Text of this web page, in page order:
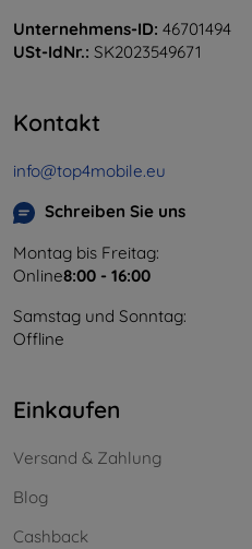
Unternehmens-ID: 46701494
USt-IdNr.: SK2023549671
Kontakt
info@top4mobile.eu
Schreiben Sie uns
Montag bis Freitag:
Online8:00 - 16:00
Samstag und Sonntag:
Offline
Einkaufen
Versand & Zahlung
Blog
Cashback